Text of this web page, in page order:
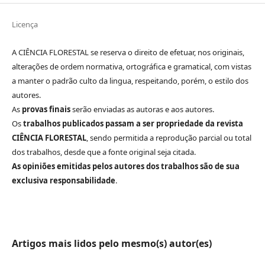
Licença
A CIÊNCIA FLORESTAL se reserva o direito de efetuar, nos originais,
alterações de ordem normativa, ortográfica e gramatical, com vistas
a manter o padrão culto da lingua, respeitando, porém, o estilo dos
autores.
As provas finaisserão enviadas as autoras e aos autores.
Ostrabalhos publicados passam a ser propriedade da revista
CIÊNCIA FLORESTAL, sendo permitida a reprodução parcial ou total
dos trabalhos, desde que a fonte original seja citada.
As opiniões emitidas pelos autores dos trabalhos são de sua
exclusiva responsabilidade.
Artigos mais lidos pelo mesmo(s) autor(es)